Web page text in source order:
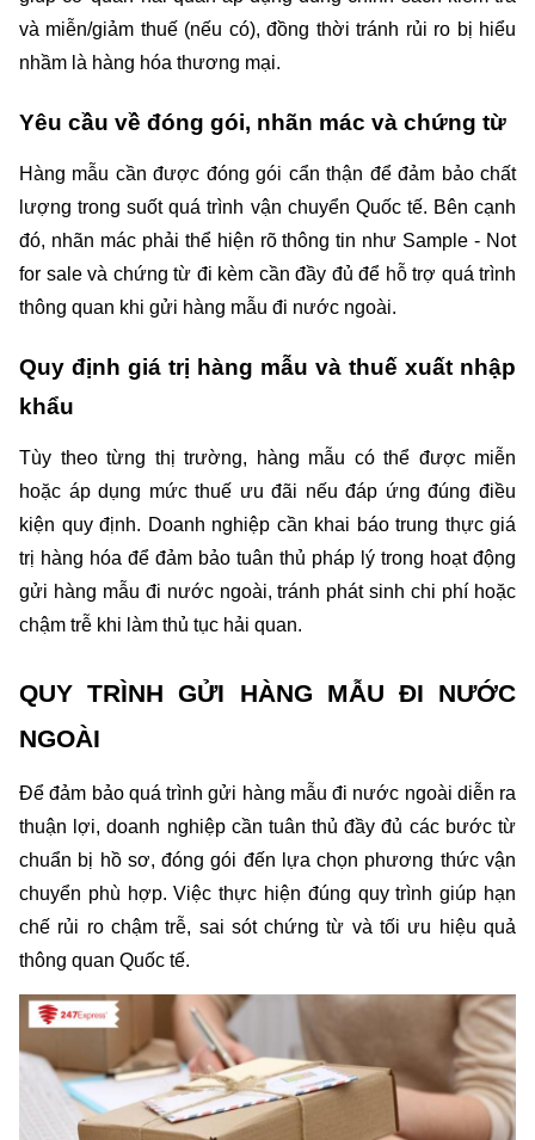
và miễn/giảm thuế (nếu có), đồng thời tránh rủi ro bị hiểu
nhầm là hàng hóa thương mại.
Yêu cầu về đóng gói, nhãn mác và chứng từ
Hàng mẫu cần được đóng gói cẩn thận để đảm bảo chất
lượng trong suốt quá trình vận chuyển Quốc tế. Bên cạnh
đó, nhãn mác phải thể hiện rõ thông tin như Sample - Not
for sale và chứng từ đi kèm cần đầy đủ để hỗ trợ quá trình
thông quan khi gửi hàng mẫu đi nước ngoài.
Quy định giá trị hàng mẫu và thuế xuất nhập
khẩu
Tùy theo từng thị trường, hàng mẫu có thể được miễn
hoặc áp dụng mức thuế ưu đãi nếu đáp ứng đúng điều
kiện quy định. Doanh nghiệp cần khai báo trung thực giá
trị hàng hóa để đảm bảo tuân thủ pháp lý trong hoạt động
gửi hàng mẫu đi nước ngoài, tránh phát sinh chi phí hoặc
chậm trễ khi làm thủ tục hải quan.
QUY TRÌNH GỬI HÀNG MẪU ĐI NƯỚC
NGOÀI
Để đảm bảo quá trình gửi hàng mẫu đi nước ngoài diễn ra
thuận lợi, doanh nghiệp cần tuân thủ đầy đủ các bước từ
chuẩn bị hồ sơ, đóng gói đến lựa chọn phương thức vận
chuyển phù hợp. Việc thực hiện đúng quy trình giúp hạn
chế rủi ro chậm trễ, sai sót chứng từ và tối ưu hiệu quả
thông quan Quốc tế.